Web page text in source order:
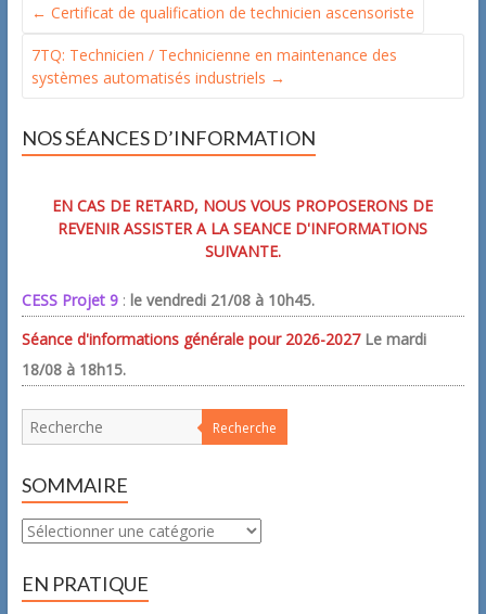
← Certificat de qualification de technicien ascensoriste
7TQ: Technicien / Technicienne en maintenance des
systèmes automatisés industriels →
NOS SÉANCES D’INFORMATION
EN CAS DE RETARD, NOUS VOUS PROPOSERONS DE
REVENIR ASSISTER A LA SEANCE D'INFORMATIONS
SUIVANTE.
CESS Projet 9: le vendredi 21/08 à 10h45.
Séance d'informations générale pour 2026-2027 Le mardi
18/08 à 18h15.
Recherche
SOMMAIRE
Sommaire
EN PRATIQUE